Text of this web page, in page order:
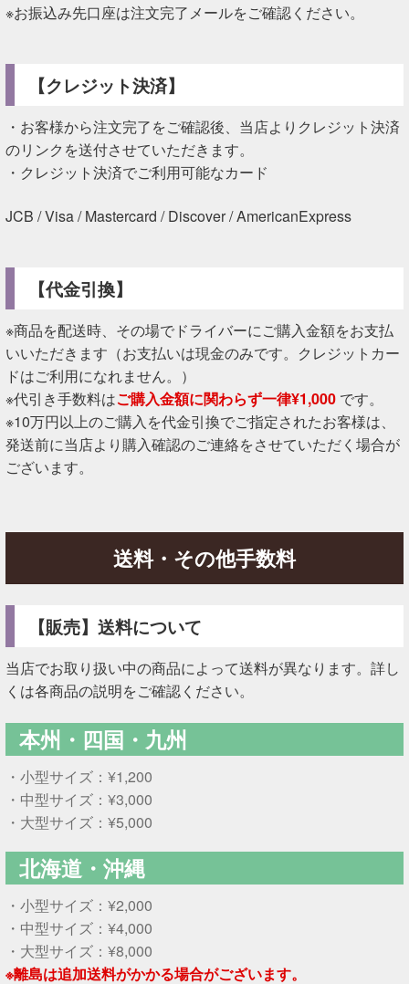
※お振込み先口座は注文完了メールをご確認ください。
【クレジット決済】
・お客様から注文完了をご確認後、当店よりクレジット決済
のリンクを送付させていただきます。
・クレジット決済でご利用可能なカード
JCB / Visa / Mastercard / Discover / AmericanExpress
【代金引換】
※商品を配送時、その場でドライバーにご購入金額をお支払
いいただきます（お支払いは現金のみです。クレジットカー
ドはご利用になれません。）
※代引き手数料はご購入金額に関わらず一律¥1,000です。
※10万円以上のご購入を代金引換でご指定されたお客様は、
発送前に当店より購入確認のご連絡をさせていただく場合が
ございます。
送料・その他手数料
【販売】送料について
当店でお取り扱い中の商品によって送料が異なります。詳し
くは各商品の説明をご確認ください。
本州・四国・九州
・小型サイズ：¥1,200
・中型サイズ：¥3,000
・大型サイズ：¥5,000
北海道・沖縄
・小型サイズ：¥2,000
・中型サイズ：¥4,000
・大型サイズ：¥8,000
※離島は追加送料がかかる場合がございます。